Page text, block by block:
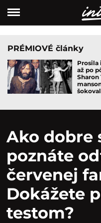
PRÉMIOVÉ články
Prosila
až po
Sharon
Ako dobre
poznáte
červenej
Dokážete
testom?